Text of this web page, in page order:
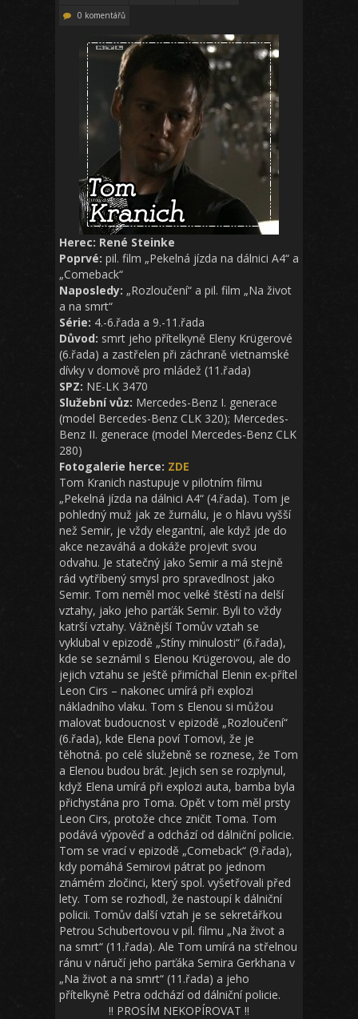
0 komentářů
Herec: René Steinke
Poprvé: pil. film „Pekelná jízda na dálnici A4“ a
„Comeback“
Naposledy: „Rozloučení“ a pil. film „Na život
a na smrt“
Série: 4.-6.řada a 9.-11.řada
Důvod: smrt jeho přítelkyně Eleny Krügerové
(6.řada) a zastřelen při záchraně vietnamské
dívky v domově pro mládež (11.řada)
SPZ: NE-LK 3470
Služební vůz: Mercedes-Benz I. generace
(model Bercedes-Benz CLK 320); Mercedes-
Benz II. generace (model Mercedes-Benz CLK
280)
Fotogalerie herce: ZDE
Tom Kranich nastupuje v pilotním filmu
„Pekelná jízda na dálnici A4“ (4.řada). Tom je
pohledný muž jak ze žurnálu, je o hlavu vyšší
než Semir, je vždy elegantní, ale když jde do
akce nezaváhá a dokáže projevit svou
odvahu. Je statečný jako Semir a má stejně
rád vytříbený smysl pro spravedlnost jako
Semir. Tom neměl moc velké štěstí na delší
vztahy, jako jeho parťák Semir. Byli to vždy
katrší vztahy. Vážnější Tomův vztah se
vyklubal v epizodě „Stíny minulosti“ (6.řada),
kde se seznámil s Elenou Krügerovou, ale do
jejich vztahu se ještě přimíchal Elenin ex-přítel
Leon Cirs – nakonec umírá při explozi
nákladního vlaku. Tom s Elenou si můžou
malovat budoucnost v epizodě „Rozloučení“
(6.řada), kde Elena poví Tomovi, že je
těhotná. po celé služebně se roznese, že Tom
a Elenou budou brát. Jejich sen se rozplynul,
když Elena umírá při explozi auta, bamba byla
přichystána pro Toma. Opět v tom měl prsty
Leon Cirs, protože chce zničit Toma. Tom
podává výpověď a odchází od dálniční policie.
Tom se vrací v epizodě „Comeback“ (9.řada),
kdy pomáhá Semirovi pátrat po jednom
známém zločinci, který spol. vyšetřovali před
lety. Tom se rozhodl, že nastoupí k dálniční
policii. Tomův další vztah je se sekretářkou
Petrou Schubertovou v pil. filmu „Na život a
na smrt“ (11.řada). Ale Tom umírá na střelnou
ránu v náručí jeho parťáka Semira Gerkhana v
„Na život a na smrt“ (11.řada) a jeho
přítelkyně Petra odchází od dálniční policie.
!! PROSÍM NEKOPÍROVAT !!